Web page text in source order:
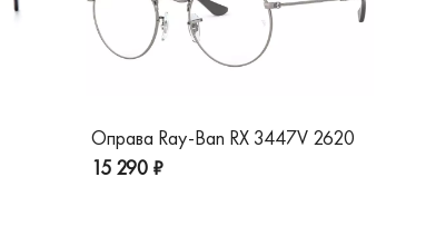
Оправа Ray-Ban RX 3447V 2620
15 290 ₽